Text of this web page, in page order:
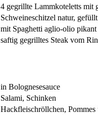
4 gegrillte Lammkoteletts mit
Schweineschitzel natur,
mit Spaghetti aglio-olio pikant
saftig gegrilltes Steak vom
in Bolognesesauce
Salami, Schinken
Hackfleischröllchen,